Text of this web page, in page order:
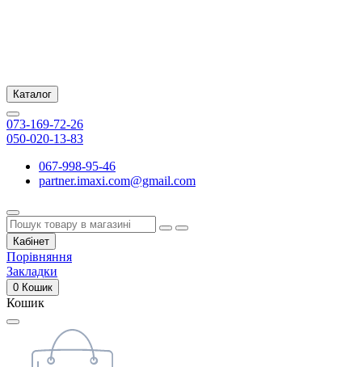
Каталог
073-169-72-26
050-020-13-83
067-998-95-46
partner.imaxi.com@gmail.com
Кабінет
Порівняння
Закладки
0 Кошик
Кошик